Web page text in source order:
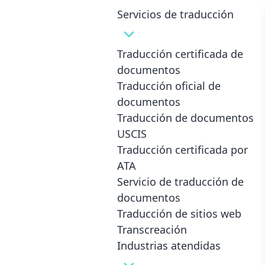
Servicios de traducción
Traducción certificada de
documentos
Traducción oficial de
documentos
Traducción de documentos
USCIS
Traducción certificada por
ATA
Servicio de traducción de
documentos
Traducción de sitios web
Transcreación
Industrias atendidas
Traducción oficial de
documentos para todas
las industrias
Columbus
Mantenga la calidad de su documento en otro
idioma con una traducción oficial notarial
Tan barato... y aún así la traducción